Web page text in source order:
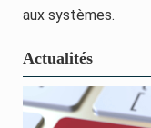
aux systèmes.
Actualités